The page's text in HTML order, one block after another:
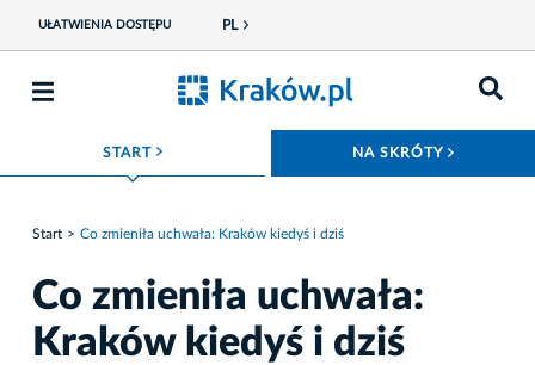
UŁATWIENIA DOSTĘPU PL
START ROZWIŃ MENU NA SKRÓTY
Start Co zmieniła uchwała: Kraków kiedyś i dziś
Co zmieniła uchwała:
Kraków kiedyś i dziś